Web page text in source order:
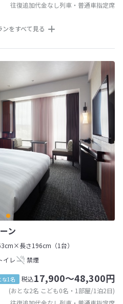
往復追加代金なし列車・普通車指定席
ンをすべて見る
ン
長さ196cm（1台）
イレ 禁煙
な1名 税込17,900～48,300円
(おとな2名 こども0名・1部屋/1泊2日)